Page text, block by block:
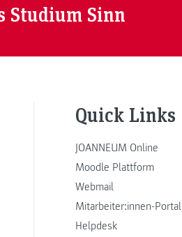
Studium Sinn
Quick Links
JOANNEUM Online
Moodle Plattform
Webmail
Mitarbeiter:innen-Portal
Helpdesk